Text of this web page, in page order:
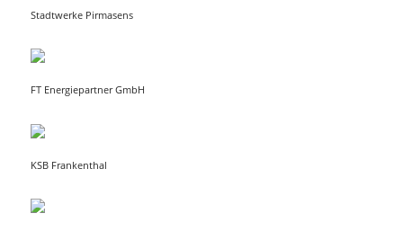
Stadtwerke Pirmasens
FT Energiepartner GmbH
KSB Frankenthal